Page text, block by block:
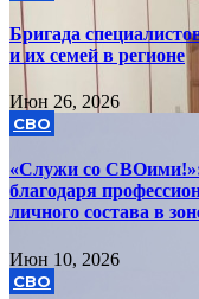
Бригада
и их семей в регионе
Июн 26, 2026
СВО
«Служи со СВОими!»:
благодаря
личного состава в
Июн 10, 2026
СВО